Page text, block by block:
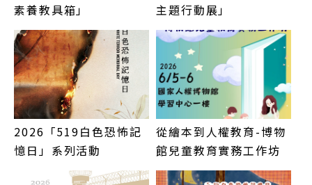
素養教具箱」
主題行動展」
2026「519白色恐怖記
憶日」系列活動
從繪本到人權教育-博物
館兒童教育實務工作坊